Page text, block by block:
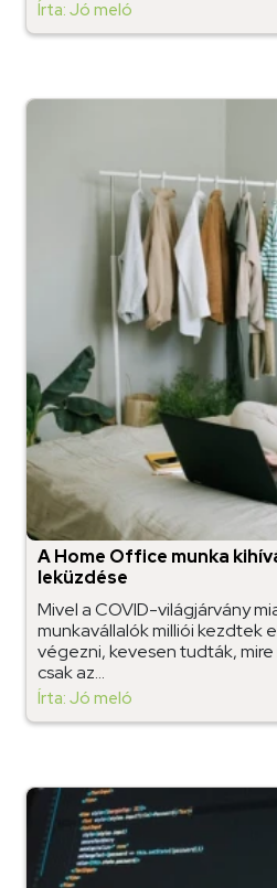
Írta: Jó meló
A Home Office munka
leküzdése
Mivel a COVID-világjárvány
munkavállalók milliói kezdtek
végezni, kevesen tudták,
csak az...
Írta: Jó meló